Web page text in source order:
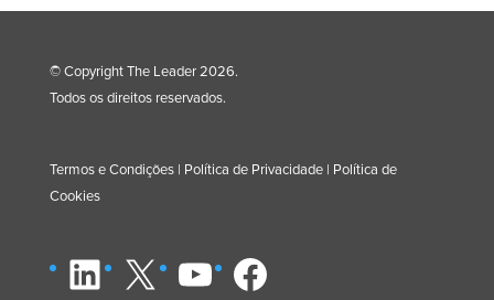
© Copyright The Leader 2026.
Todos os direitos reservados.
Termos e Condições| Política de Privacidade| Política de
Cookies
LinkedIn
X YouTube
Facebook